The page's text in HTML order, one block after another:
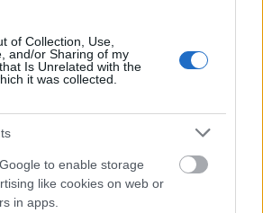
of Collection, Use,
and/or Sharing of my
Is Unrelated with the
it was collected.
to enable storage
like cookies on web or
in apps.
arcbőre: az énekesnő
mesélt nekünk